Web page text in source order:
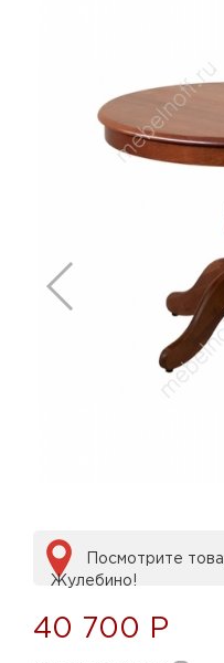
Посмотрите
Жулебино!
40 700 Р